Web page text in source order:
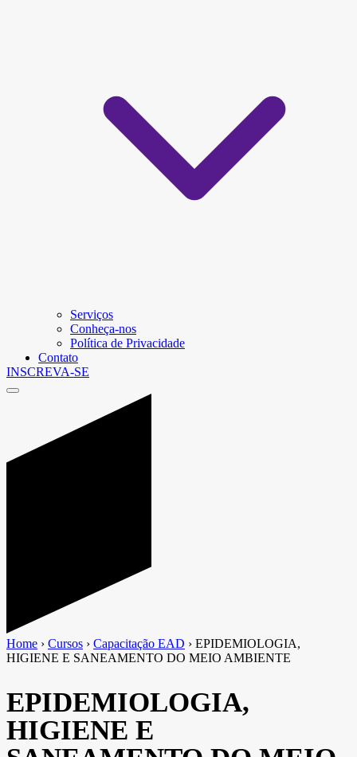
Serviços
Conheça-nos
Política de Privacidade
Contato
INSCREVA-SE
Home › Cursos › Capacitação EAD › EPIDEMIOLOGIA,
HIGIENE E SANEAMENTO DO MEIO AMBIENTE
EPIDEMIOLOGIA,
HIGIENE E